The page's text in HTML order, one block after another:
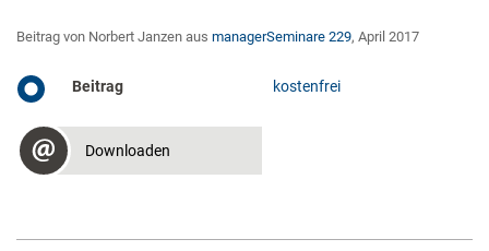
Beitrag von Norbert ­Janzen aus managerSeminare 229, April 2017
Beitrag kostenfrei
Downloaden